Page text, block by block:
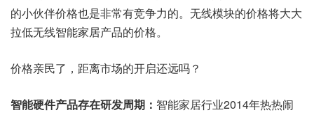
的小伙伴价格也是非常有竞争力的。无线模块的价格将大大
拉低无线智能家居产品的价格。
价格亲民了，距离市场的开启还远吗？
智能硬件产品存在研发周期： 智能家居行业2014年热热闹